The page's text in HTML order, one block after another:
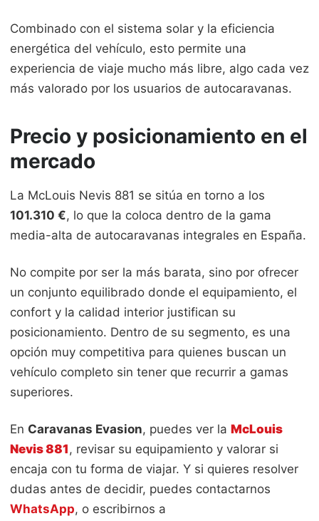
Combinado con el sistema solar y la eficiencia
energética del vehículo, esto permite una
experiencia de viaje mucho más libre, algo cada vez
más valorado por los usuarios de autocaravanas.
Precio y posicionamiento en el
mercado
La McLouis Nevis 881 se sitúa en torno a los
101.310 €, lo que la coloca dentro de la gama
media-alta de autocaravanas integrales en España.
No compite por ser la más barata, sino por ofrecer
un conjunto equilibrado donde el equipamiento, el
confort y la calidad interior justifican su
posicionamiento. Dentro de su segmento, es una
opción muy competitiva para quienes buscan un
vehículo completo sin tener que recurrir a gamas
superiores.
En Caravanas Evasion, puedes ver la McLouis
Nevis 881, revisar su equipamiento y valorar si
encaja con tu forma de viajar. Y si quieres resolver
dudas antes de decidir, puedes contactarnos
WhatsApp, o escribirnos a